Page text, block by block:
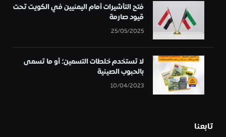
فتح التأشيرات أمام اليمنيين في الكويت تحت
قيود صارمة
25/05/2025
لا تستخدم خلطات التسمين؛ أو ما تسمى
بالحبوب الصينية
10/04/2023
تابعنا